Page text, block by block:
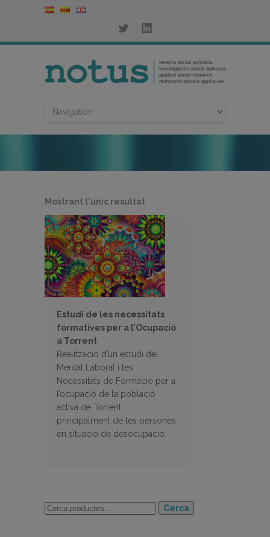
Mostrant l'únic resultat
Estudi de les necessitats
formatives per a l’Ocupació
a Torrent
Realització d’un estudi del
Mercat Laboral i les
Necessitats de Formació per a
l’ocupació de la població
activa de Torrent,
principalment de les persones
en situació de desocupació.
Cerca